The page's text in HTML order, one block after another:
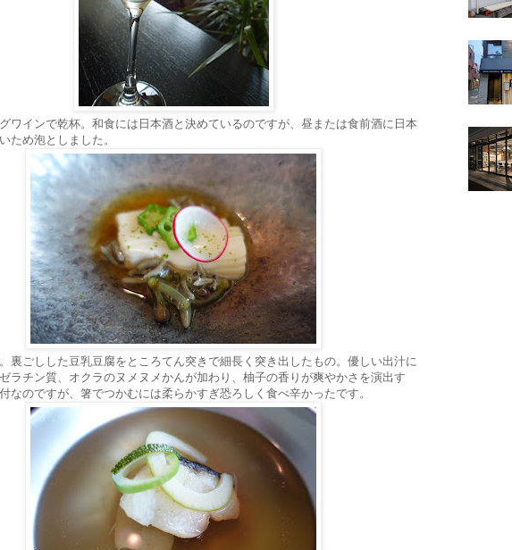
ワインで乾杯。和食には日本酒と決めているのですが、昼または食前酒に日本
ため泡としました。
裏ごしした豆乳豆腐をところてん突きで細長く突き出したもの。優しい出汁に
ラチン質、オクラのヌメヌメかんが加わり、柚子の香りが爽やかさを演出す
なのですが、箸でつかむには柔らかすぎ恐ろしく食べ辛かったです。